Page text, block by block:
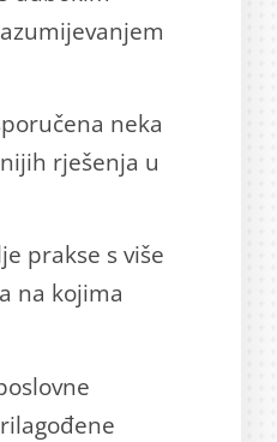
neka
rješenja u
prakse s više
na kojima